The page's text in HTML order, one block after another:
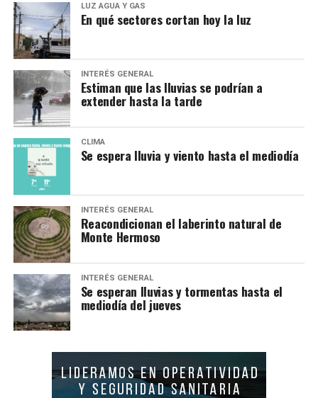
LUZ AGUA Y GAS
En qué sectores cortan hoy la luz
INTERÉS GENERAL
Estiman que las lluvias se podrían a
extender hasta la tarde
CLIMA
Se espera lluvia y viento hasta el mediodía
INTERÉS GENERAL
Reacondicionan el laberinto natural de
Monte Hermoso
INTERÉS GENERAL
Se esperan lluvias y tormentas hasta el
mediodía del jueves